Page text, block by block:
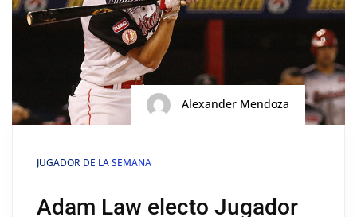
Alexander Mendoza
JUGADOR DE LA SEMANA
Adam Law electo Jugador